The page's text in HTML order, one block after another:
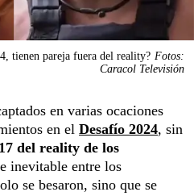
tienen pareja fuera del reality? Fotos:
Caracol Televisión
en varias ocaciones
en el Desafío 2024, sin
del reality de los
inevitable entre los
se besaron, sino que se